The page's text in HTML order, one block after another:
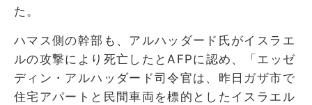
た。
ハマス側の幹部も、アルハッダード氏がイスラエ
ルの攻撃により死亡したとAFPに認め、「エッゼ
ディン・アルハッダード司令官は、昨日ガザ市で
住宅アパートと民間車両を標的としたイスラエル